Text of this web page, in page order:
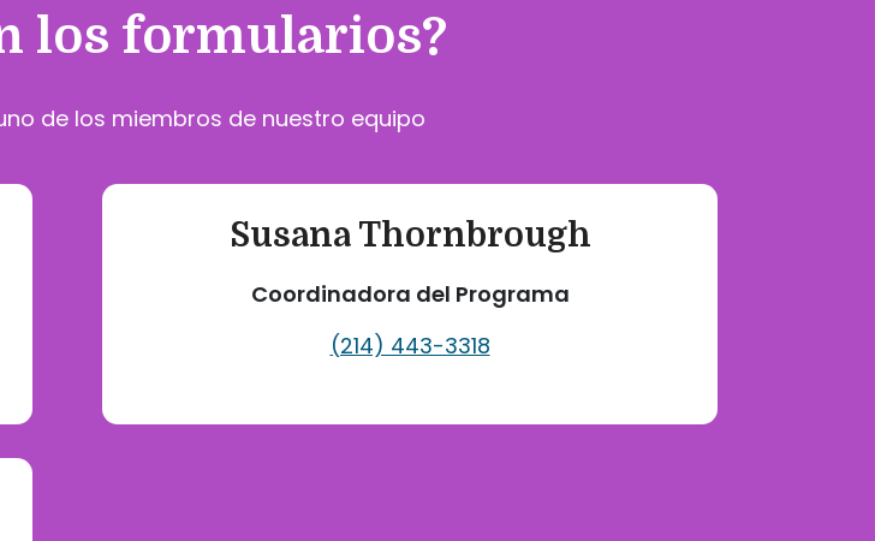
los formularios?
de los miembros de nuestro equipo
Susana Thornbrough
Coordinadora del Programa
(214) 443-3318